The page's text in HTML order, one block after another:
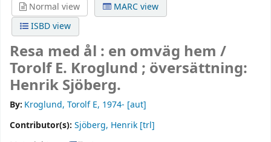
Normal view
MARC view
ISBD view
Resa med ål : en omväg hem /
Torolf E. Kroglund ; översättning:
Henrik Sjöberg.
By: Kroglund, Torolf E, 1974- [aut]
Contributor(s): Sjöberg, Henrik [trl]